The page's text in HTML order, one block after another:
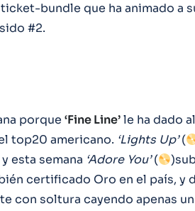
bundle que ha animado a
#2.
porque ‘Fine Line’le ha dado
top20 americano. ‘Lights Up’(
esta semana ‘Adore You’(
certificado Oro en el país, y
con soltura cayendo apenas